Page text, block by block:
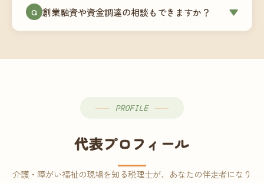
す。人数が増える場合は別途お見積りします。
（30〜60分）でご事業内容・ご要望のヒアリング
→ ③お見積り・ご契約 → ④MFクラウドの初期設
談から契約まで費用は発生しませんので、お気軽
Q 創業融資や資金調達の相談もできますか？ ▼
PROFILE
代表プロフィール
介護・障がい福祉の現場を知る税理士が、あなたの伴走者になり